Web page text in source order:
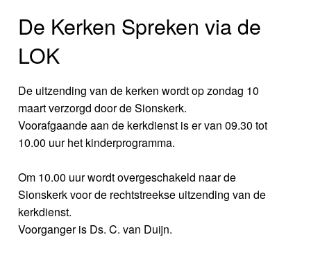
De Kerken Spreken via de
LOK
De uitzending van de kerken wordt op zondag 10
maart verzorgd door de Sionskerk.
Voorafgaande aan de kerkdienst is er van 09.30 tot
10.00 uur het kinderprogramma.
Om 10.00 uur wordt overgeschakeld naar de
Sionskerk voor de rechtstreekse uitzending van de
kerkdienst.
Voorganger is Ds. C. van Duijn.